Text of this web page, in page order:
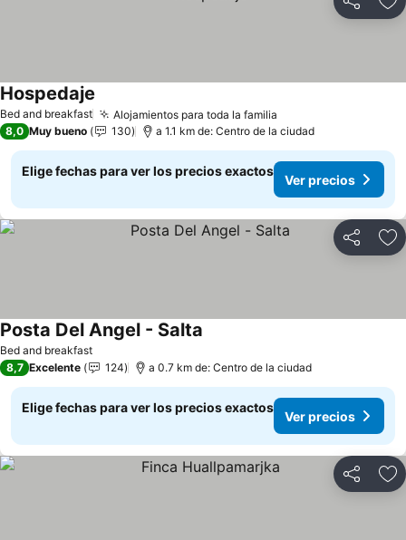
Compartir
Bed and breakfast Alojamientos para toda la familia
Hospedaje
8,0 Muy bueno 130 a 1.1 km de: Centro de la ciudad
Elige fechas para ver los precios exactos
Ver precios
Compartir
Bed and breakfast
Posta Del Angel - Salta
8,7 Excelente 124 a 0.7 km de: Centro de la ciudad
Elige fechas para ver los precios exactos
Ver precios
Compartir